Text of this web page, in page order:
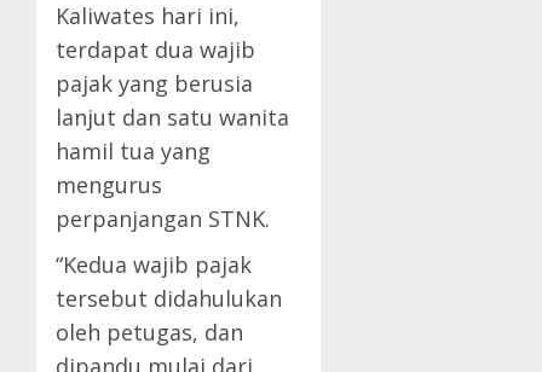
Kaliwates hari ini,
terdapat dua wajib
pajak yang berusia
lanjut dan satu wanita
hamil tua yang
mengurus
perpanjangan STNK.
“Kedua wajib pajak
tersebut didahulukan
oleh petugas, dan